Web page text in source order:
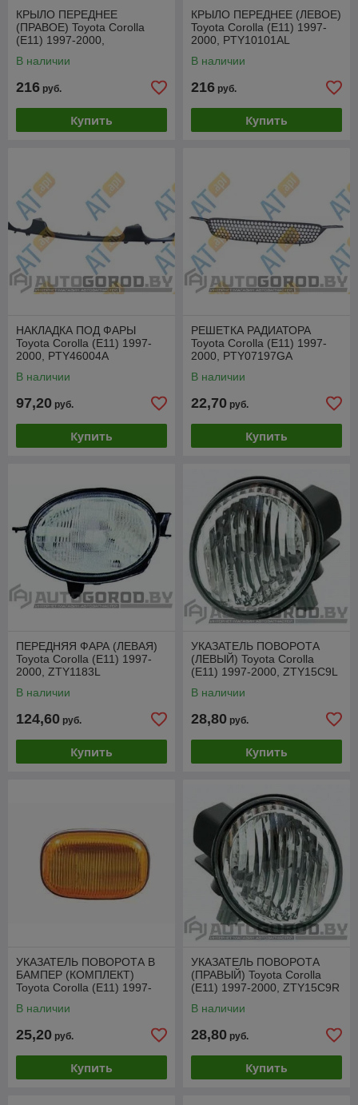
КРЫЛО ПЕРЕДНЕЕ
(ПРАВОЕ) Toyota Corolla
(E11) 1997-2000,
В наличии
216 руб.
Купить
КРЫЛО ПЕРЕДНЕЕ (ЛЕВОЕ)
Toyota Corolla (E11) 1997-
2000, PTY10101AL
В наличии
216 руб.
Купить
НАКЛАДКА ПОД ФАРЫ
Toyota Corolla (E11) 1997-
2000, PTY46004A
В наличии
97,20 руб.
Купить
РЕШЕТКА РАДИАТОРА
Toyota Corolla (E11) 1997-
2000, PTY07197GA
В наличии
22,70 руб.
Купить
ПЕРЕДНЯЯ ФАРА (ЛЕВАЯ)
Toyota Corolla (E11) 1997-
2000, ZTY1183L
В наличии
124,60 руб.
Купить
УКАЗАТЕЛЬ ПОВОРОТА
(ЛЕВЫЙ) Toyota Corolla
(E11) 1997-2000, ZTY15C9L
В наличии
28,80 руб.
Купить
УКАЗАТЕЛЬ ПОВОРОТА В
БАМПЕР (КОМПЛЕКТ)
Toyota Corolla (E11) 1997-
В наличии
25,20 руб.
Купить
УКАЗАТЕЛЬ ПОВОРОТА
(ПРАВЫЙ) Toyota Corolla
(E11) 1997-2000, ZTY15C9R
В наличии
28,80 руб.
Купить